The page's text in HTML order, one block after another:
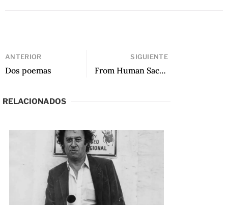
ANTERIOR
Dos poemas
SIGUIENTE
From Human Sacrifices, translated by Frances Riddle
RELACIONADOS